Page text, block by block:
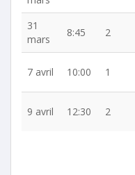
31
mars
8:45 2
7 avril 10:00 1
9 avril 12:30 2